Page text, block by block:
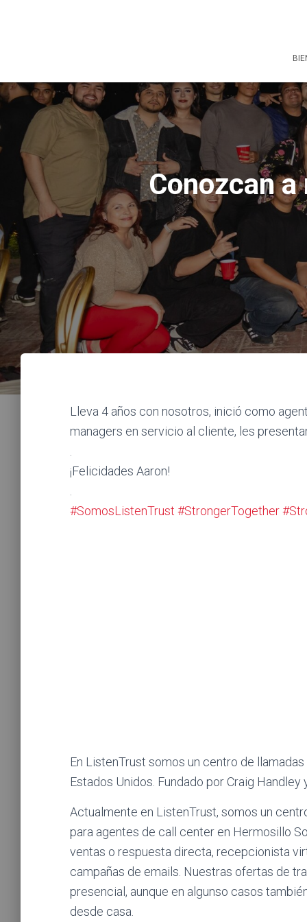
Conozcan
Lleva 4 años con nosotros, inició como
managers en servicio al cliente, les
¡Felicidades Aaron!
#SomosListenTrust #StrongerTogether
En ListenTrust somos un centro de
Estados Unidos. Fundado por Craig Handley
Actualmente en ListenTrust, somos un
para agentes de call center en Hermosillo
ventas o respuesta directa, recepcionista
campañas de emails. Nuestras ofertas de
presencial, aunque en algunso casos
desde casa.